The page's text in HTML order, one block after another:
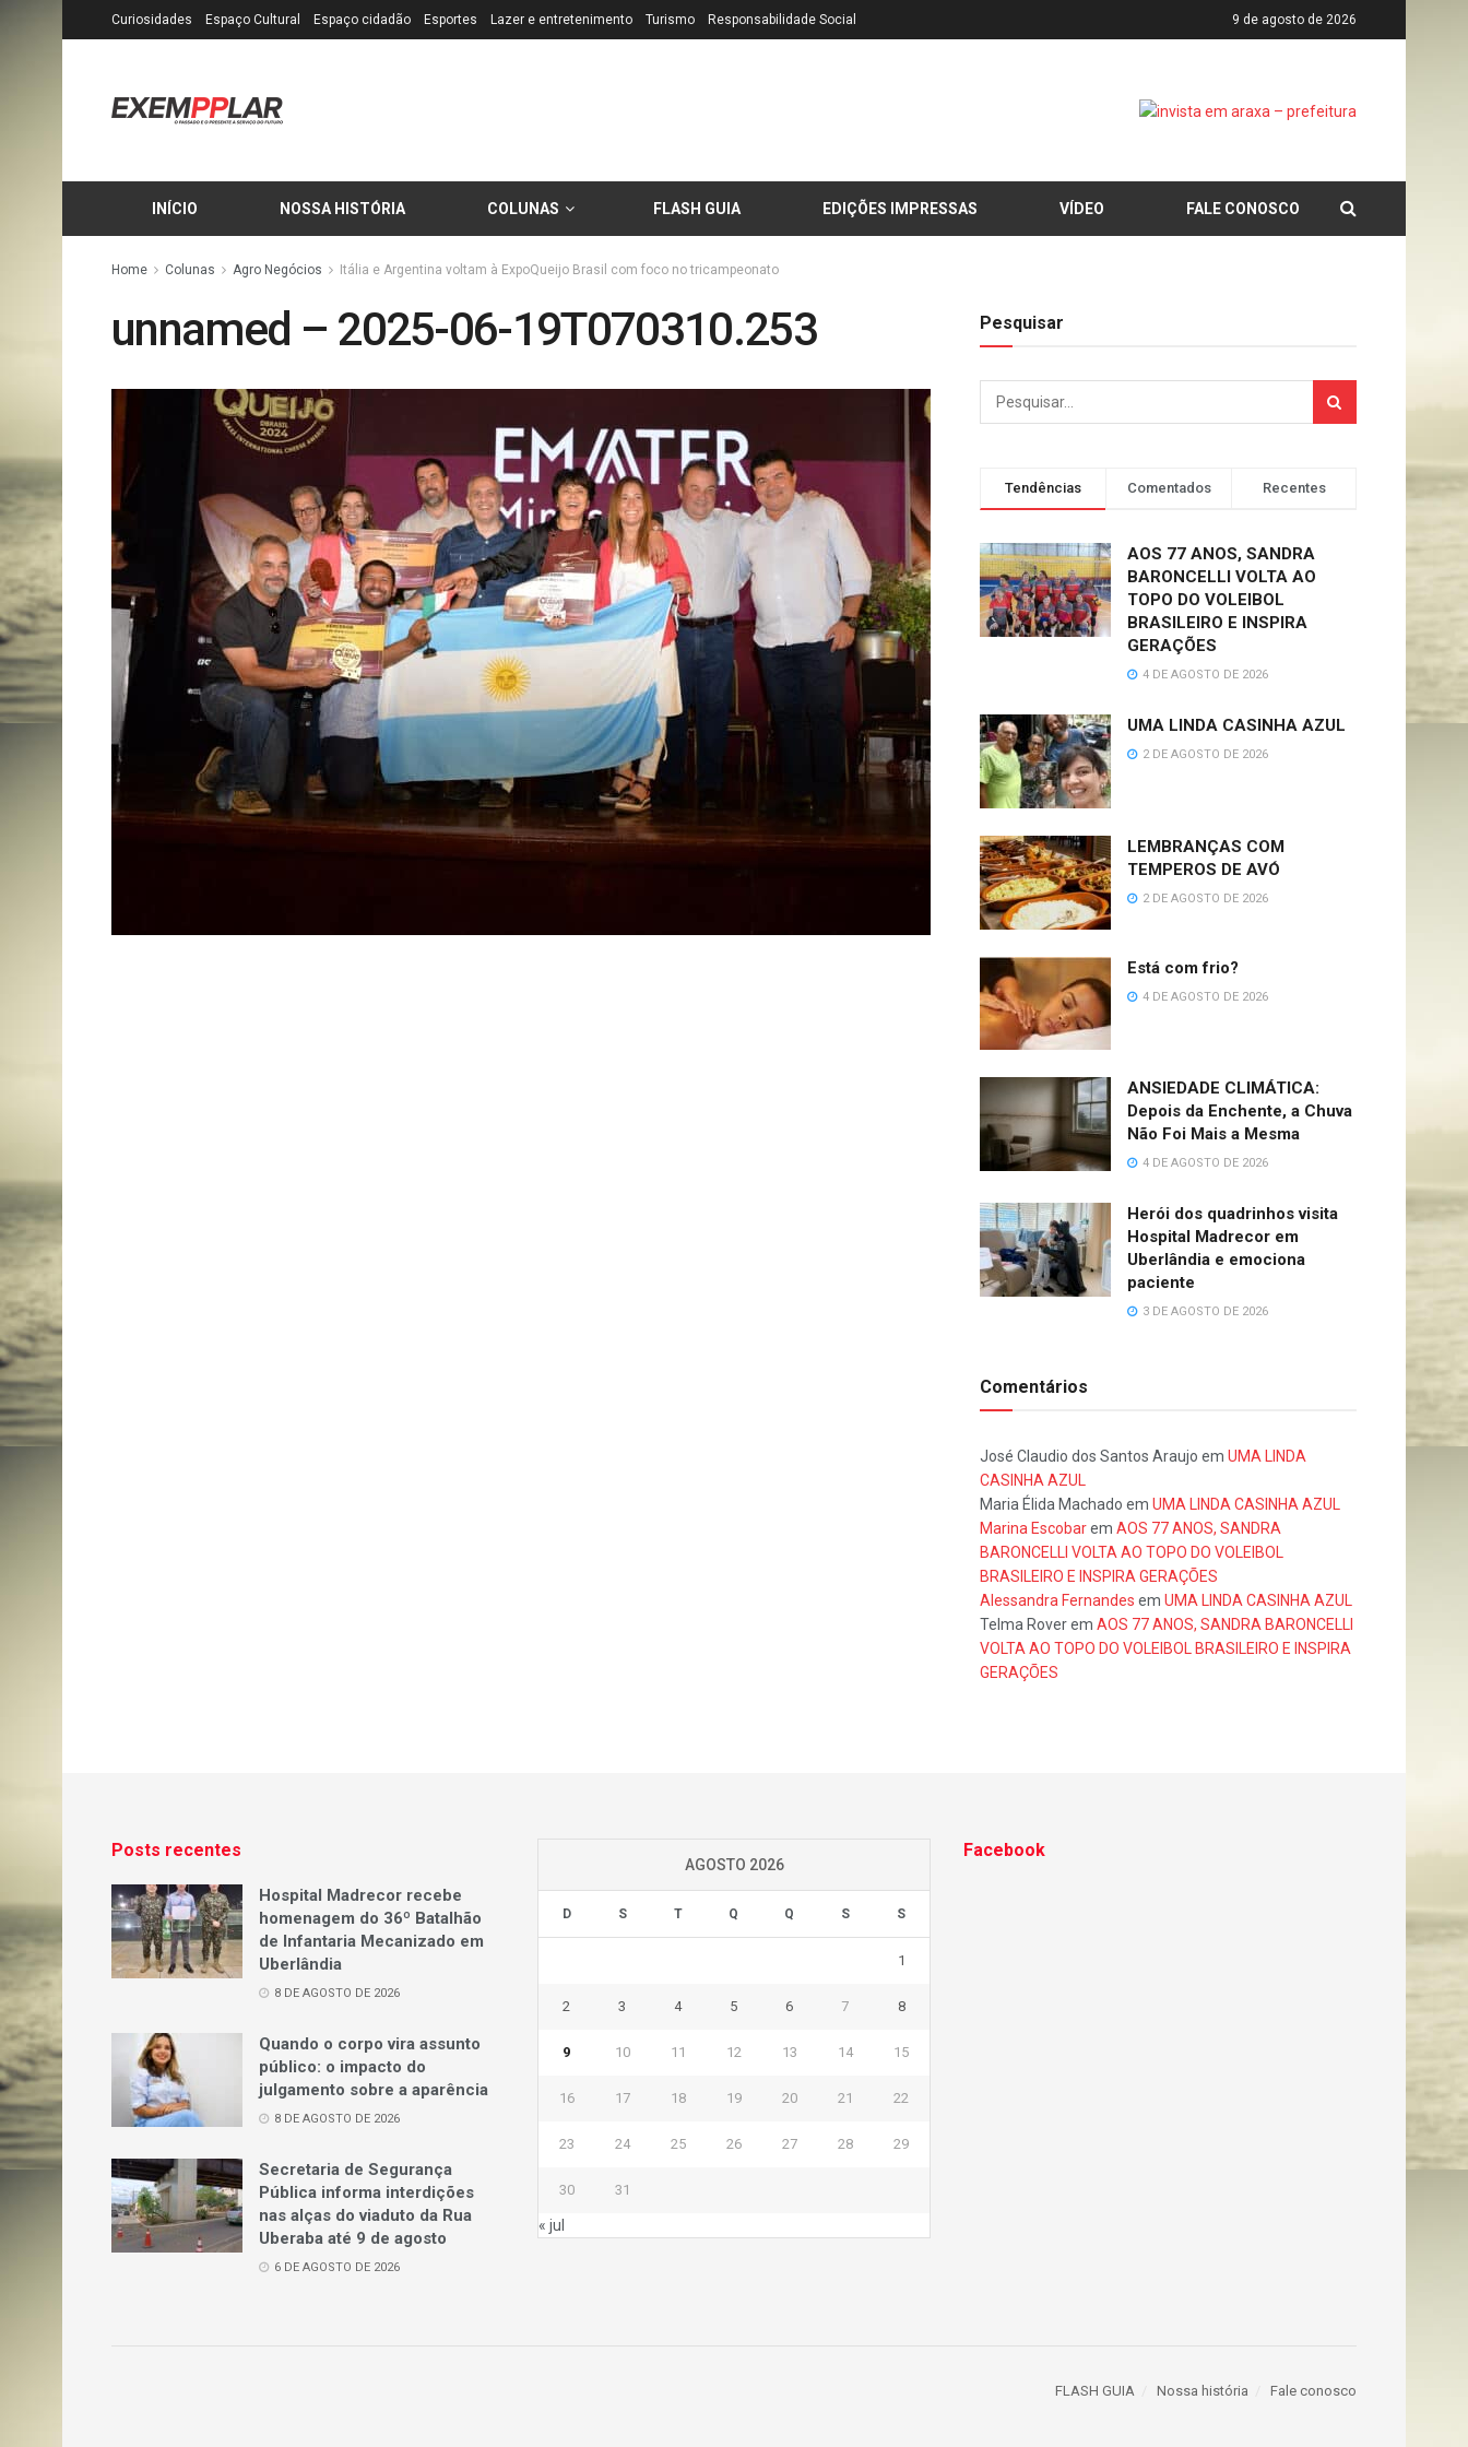
Curiosidades Espaço Cultural Espaço cidadão Esportes Lazer e entretenimento Turismo Responsabilidade Social 9 de agosto de 2026
INÍCIO NOSSA HISTÓRIA COLUNAS FLASH GUIA EDIÇÕES IMPRESSAS VÍDEO FALE CONOSCO
Home Colunas Agro Negócios Itália e Argentina voltam à ExpoQueijo Brasil com foco no tricampeonato
unnamed – 2025-06-19T070310.253 Pesquisar
Tendências Comentados Recentes
AOS 77 ANOS, SANDRA
BARONCELLI VOLTA AO
TOPO DO VOLEIBOL
BRASILEIRO E INSPIRA
GERAÇÕES
4 DE AGOSTO DE 2026
UMA LINDA CASINHA AZUL
2 DE AGOSTO DE 2026
LEMBRANÇAS COM
TEMPEROS DE AVÓ
2 DE AGOSTO DE 2026
Está com frio?
4 DE AGOSTO DE 2026
ANSIEDADE CLIMÁTICA:
Depois da Enchente, a Chuva
Não Foi Mais a Mesma
4 DE AGOSTO DE 2026
Herói dos quadrinhos visita
Hospital Madrecor em
Uberlândia e emociona
paciente
3 DE AGOSTO DE 2026
Comentários
José Claudio dos Santos Araujo em UMA LINDA
CASINHA AZUL
Maria Élida Machado em UMA LINDA CASINHA AZUL
Marina Escobarem AOS 77 ANOS, SANDRA
BARONCELLI VOLTA AO TOPO DO VOLEIBOL
BRASILEIRO E INSPIRA GERAÇÕES
Alessandra Fernandes em UMA LINDA CASINHA AZUL
Telma Roverem AOS 77 ANOS, SANDRA BARONCELLI
VOLTA AO TOPO DO VOLEIBOL BRASILEIRO E INSPIRA
GERAÇÕES
Posts recentes
Hospital Madrecor recebe
homenagem do 36º Batalhão
de Infantaria Mecanizado em
Uberlândia
8 DE AGOSTO DE 2026
Quando o corpo vira assunto
público: o impacto do
julgamento sobre a aparência
8 DE AGOSTO DE 2026
Secretaria de Segurança
Pública informa interdições
nas alças do viaduto da Rua
Uberaba até 9 de agosto
6 DE AGOSTO DE 2026
AGOSTO 2026
D S T Q Q S S
1
2 3 4 5 6 7 8
9 10 11 12 13 14 15
16 17 18 19 20 21 22
23 24 25 26 27 28 29
30 31
« jul
Facebook
FLASH GUIA Nossa história Fale conosco